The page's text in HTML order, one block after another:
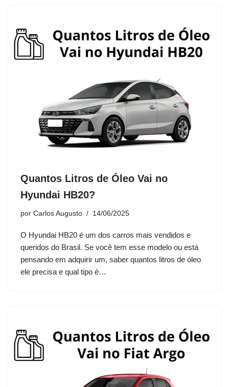
Quantos Litros de Óleo Vai no
Hyundai HB20?
por Carlos Augusto 14/06/2025
O Hyundai HB20 é um dos carros mais vendidos e
queridos do Brasil. Se você tem esse modelo ou está
pensando em adquirir um, saber quantos litros de óleo
ele precisa e qual tipo é…